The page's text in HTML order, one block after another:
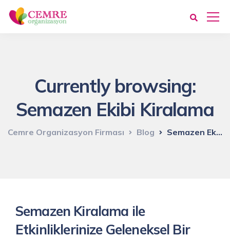
Currently browsing:
Semazen Ekibi Kiralama
Cemre Organizasyon Firması Blog Semazen Ekibi Kiralama
Semazen Kiralama ile
Etkinliklerinize Geleneksel Bir